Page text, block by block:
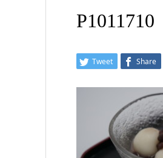
P1011710
Tweet Share